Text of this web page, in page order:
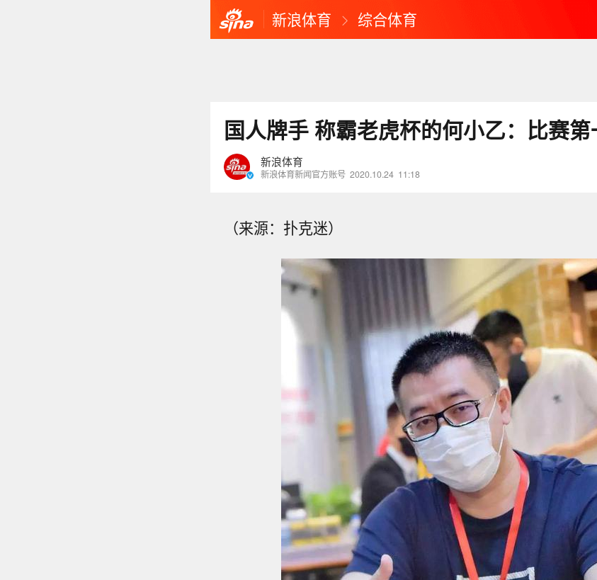
新浪体育 综合体育
国人牌手 称霸老虎杯的何小乙：比赛
新浪体育
新浪体育新闻官方账号 2020.10.24 11:18
（来源：扑克迷）